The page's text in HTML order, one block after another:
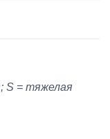
S = тяжелая